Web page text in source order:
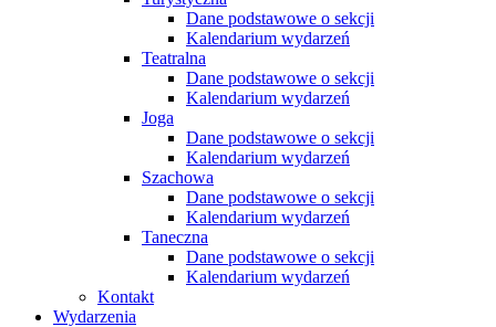
Dane podstawowe o sekcji
Kalendarium wydarzeń
Teatralna
Dane podstawowe o sekcji
Kalendarium wydarzeń
Joga
Dane podstawowe o sekcji
Kalendarium wydarzeń
Szachowa
Dane podstawowe o sekcji
Kalendarium wydarzeń
Taneczna
Dane podstawowe o sekcji
Kalendarium wydarzeń
Kontakt
Wydarzenia